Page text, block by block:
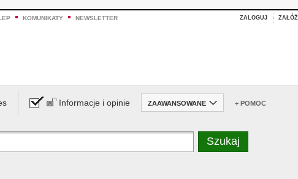
KOMUNIKATY NEWSLETTER ZALOGUJ
Informacje i opinie ZAAWANSOWANE + POMOC